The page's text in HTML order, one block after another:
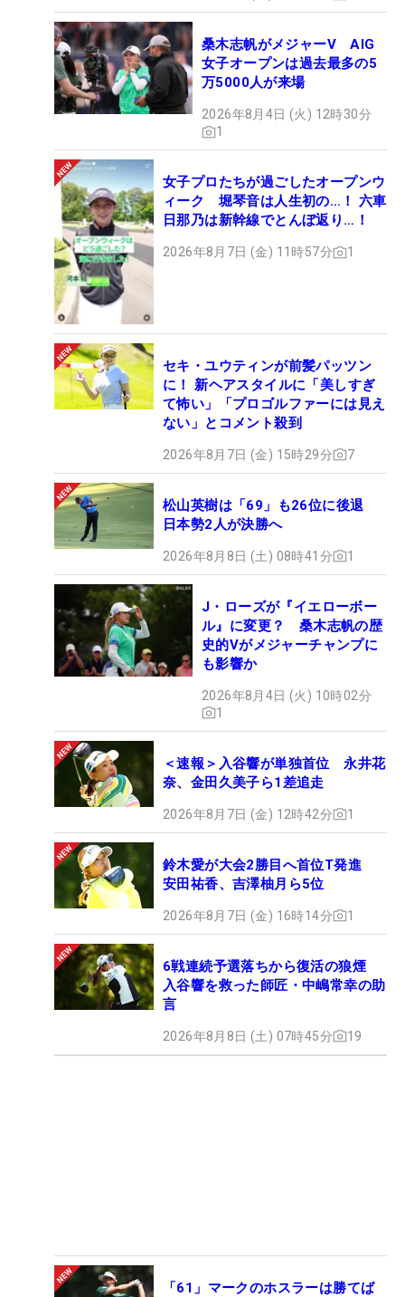
桑木志帆がメジャーV AIG
女子オープンは過去最多の5
万5000人が来場
2026年8月4日 (火) 12時30分
1
女子プロたちが過ごしたオープンウ
ィーク 堀琴音は人生初の…！ 六車
日那乃は新幹線でとんぼ返り…！
2026年8月7日 (金) 11時57分 1
セキ・ユウティンが前髪パッツン
に！ 新ヘアスタイルに「美しすぎ
て怖い」「プロゴルファーには見え
ない」とコメント殺到
2026年8月7日 (金) 15時29分 7
松山英樹は「69」も26位に後退
日本勢2人が決勝へ
2026年8月8日 (土) 08時41分 1
J・ローズが『イエローボー
ル』に変更？ 桑木志帆の歴
史的Vがメジャーチャンプに
も影響か
2026年8月4日 (火) 10時02分
1
＜速報＞入谷響が単独首位 永井花
奈、金田久美子ら1差追走
2026年8月7日 (金) 12時42分 1
鈴木愛が大会2勝目へ首位T発進
安田祐香、吉澤柚月ら5位
2026年8月7日 (金) 16時14分 1
6戦連続予選落ちから復活の狼煙
入谷響を救った師匠・中嶋常幸の助
言
2026年8月8日 (土) 07時45分 19
「61」マークのホスラーは勝てば